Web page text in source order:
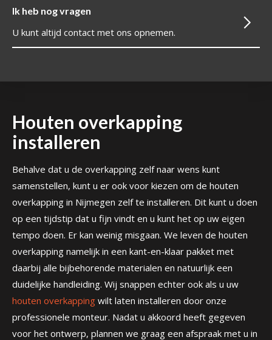
Ik heb nog vragen
U kunt altijd contact met ons opnemen.
Houten overkapping
installeren
Behalve dat u de overkapping zelf naar wens kunt
samenstellen, kunt u er ook voor kiezen om de houten
overkapping in Nijmegen zelf te installeren. Dit kunt u doen
op een tijdstip dat u fijn vindt en u kunt het op uw eigen
tempo doen. Er kan weinig misgaan. We leven de houten
overkapping namelijk in een kant-en-klaar pakket met
daarbij alle bijbehorende materialen en natuurlijk een
duidelijke handleiding. Wij snappen echter ook als u uw
houten overkapping wilt laten installeren door onze
professionele monteur. Nadat u akkoord heeft gegeven
voor het ontwerp, plannen we graag een afspraak met u in